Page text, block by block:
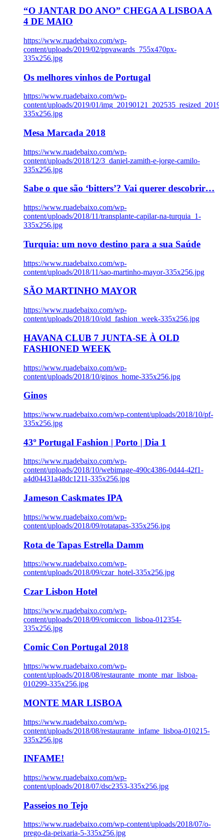
“O JANTAR DO ANO” CHEGA A LISBOA A
4 DE MAIO
https://www.ruadebaixo.com/wp-
content/uploads/2019/02/ppvawards_755x470px-
335x256.jpg
Os melhores vinhos de Portugal
https://www.ruadebaixo.com/wp-
content/uploads/2019/01/
335x256.jpg
Mesa Marcada 2018
https://www.ruadebaixo.com/wp-
content/uploads/2018/12/3_daniel-zamith-e-jorge-camilo-
335x256.jpg
Sabe o que são ‘bitters’? Vai querer descobrir…
https://www.ruadebaixo.com/wp-
content/uploads/2018/11/transplante-capilar-na-turquia_1-
335x256.jpg
Turquia: um novo destino para a sua Saúde
https://www.ruadebaixo.com/wp-
content/uploads/2018/11/sao-martinho-mayor-335x256.jpg
SÃO MARTINHO MAYOR
https://www.ruadebaixo.com/wp-
content/uploads/2018/10/old_fashion_week-335x256.jpg
HAVANA CLUB 7 JUNTA-SE À OLD
FASHIONED WEEK
https://www.ruadebaixo.com/wp-
content/uploads/2018/10/ginos_home-335x256.jpg
Ginos
https://www.ruadebaixo.com/wp-content/uploads/2018/10/pf-
335x256.jpg
43º Portugal Fashion | Porto | Dia 1
https://www.ruadebaixo.com/wp-
content/uploads/2018/10/webimage-490c4386-0d44-42f1-
a4d04431a48dc1211-335x256.jpg
Jameson Caskmates IPA
https://www.ruadebaixo.com/wp-
content/uploads/2018/09/rotatapas-335x256.jpg
Rota de Tapas Estrella Damm
https://www.ruadebaixo.com/wp-
content/uploads/2018/09/czar_hotel-335x256.jpg
Czar Lisbon Hotel
https://www.ruadebaixo.com/wp-
content/uploads/2018/09/comiccon_lisboa-012354-
335x256.jpg
Comic Con Portugal 2018
https://www.ruadebaixo.com/wp-
content/uploads/2018/08/restaurante_monte_mar_lisboa-
010299-335x256.jpg
MONTE MAR LISBOA
https://www.ruadebaixo.com/wp-
content/uploads/2018/08/restaurante_infame_lisboa-010215-
335x256.jpg
INFAME!
https://www.ruadebaixo.com/wp-
content/uploads/2018/07/dsc2353-335x256.jpg
Passeios no Tejo
https://www.ruadebaixo.com/wp-content/uploads/2018/07/o-
prego-da-peixaria-5-335x256.jpg